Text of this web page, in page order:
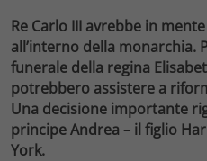
Re Carlo III avrebbe in
all’interno della monarchia.
funerale della regina
potrebbero assistere a
Una decisione importante
principe Andrea – il figlio
York.